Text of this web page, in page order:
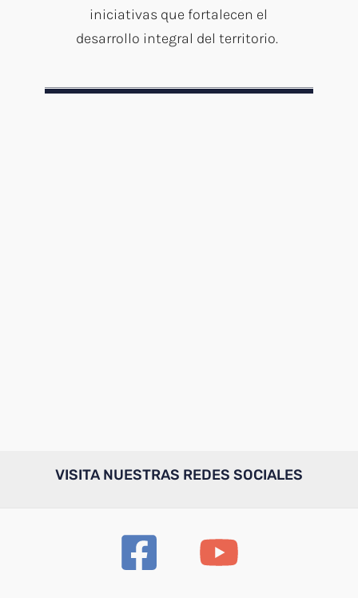
iniciativas que fortalecen el
desarrollo integral del territorio.
VISITA NUESTRAS REDES SOCIALES